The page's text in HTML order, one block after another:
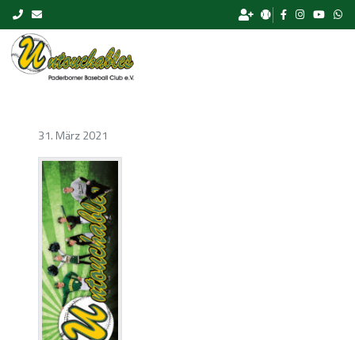
Skip to content
31. März 2021